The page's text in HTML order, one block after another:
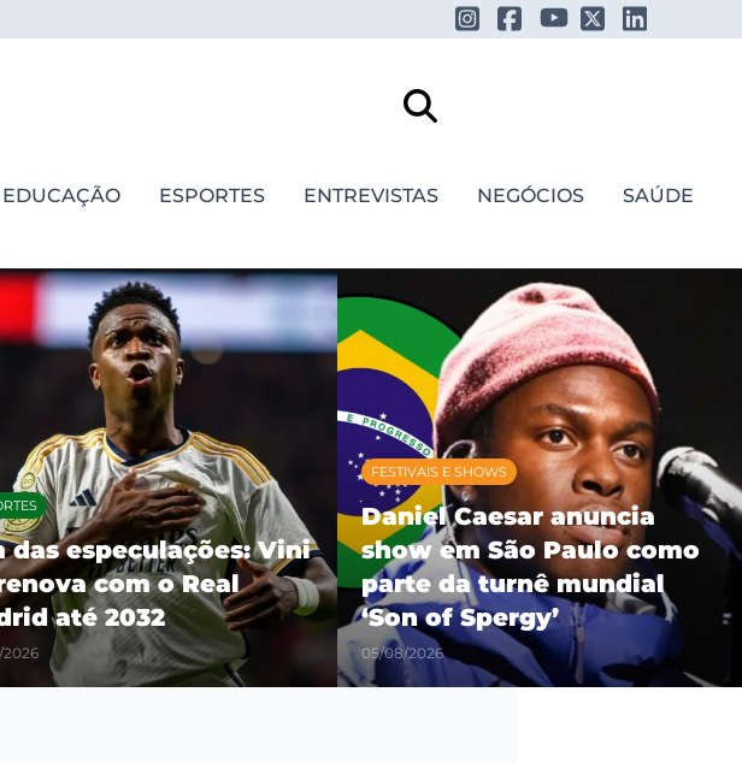
EDUCAÇÃO ESPORTES ENTREVISTAS NEGÓCIOS SAÚDE
das especulações: Vini
com o Real
até 2032
FESTIVAIS E SHOWS
Daniel Caesar anuncia
show em São Paulo como
parte da turnê mundial
‘Son of Spergy’
05/08/2026